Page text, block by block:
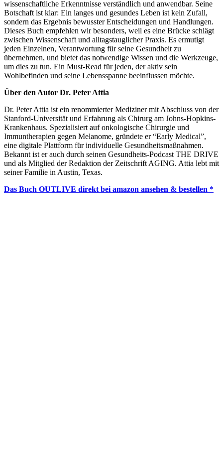
wissenschaftliche Erkenntnisse verständlich und anwendbar. Seine
Botschaft ist klar: Ein langes und gesundes Leben ist kein Zufall,
sondern das Ergebnis bewusster Entscheidungen und Handlungen.
Dieses Buch empfehlen wir besonders, weil es eine Brücke schlägt
zwischen Wissenschaft und alltagstauglicher Praxis. Es ermutigt
jeden Einzelnen, Verantwortung für seine Gesundheit zu
übernehmen, und bietet das notwendige Wissen und die Werkzeuge,
um dies zu tun. Ein Must-Read für jeden, der aktiv sein
Wohlbefinden und seine Lebensspanne beeinflussen möchte.
Über den Autor Dr. Peter Attia
Dr. Peter Attia ist ein renommierter Mediziner mit Abschluss von der
Stanford-Universität und Erfahrung als Chirurg am Johns-Hopkins-
Krankenhaus. Spezialisiert auf onkologische Chirurgie und
Immuntherapien gegen Melanome, gründete er “Early Medical”,
eine digitale Plattform für individuelle Gesundheitsmaßnahmen.
Bekannt ist er auch durch seinen Gesundheits-Podcast THE DRIVE
und als Mitglied der Redaktion der Zeitschrift AGING. Attia lebt mit
seiner Familie in Austin, Texas.
Das Buch OUTLIVE direkt bei amazon ansehen & bestellen *